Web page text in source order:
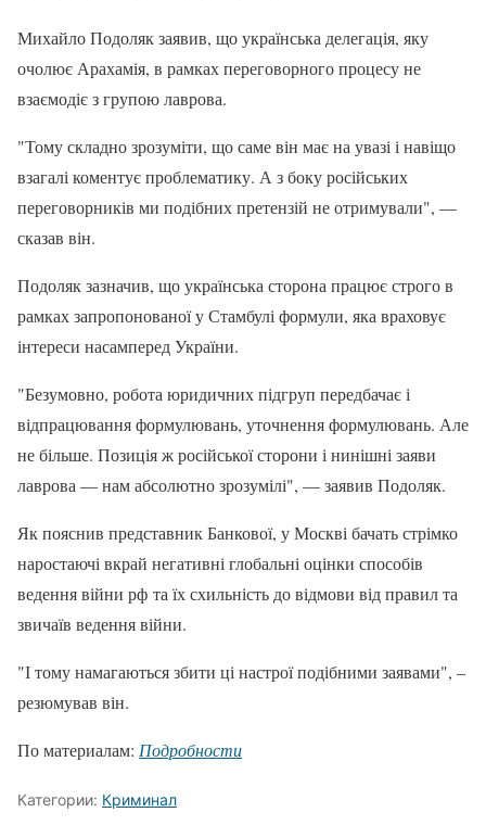
Михайло Подоляк заявив, що українська делегація, яку
очолює Арахамія, в рамках переговорного процесу не
взаємодіє з групою лаврова.
"Тому складно зрозуміти, що саме він має на увазі і навіщо
взагалі коментує проблематику. А з боку російських
переговорників ми подібних претензій не отримували", —
сказав він.
Подоляк зазначив, що українська сторона працює строго в
рамках запропонованої у Стамбулі формули, яка враховує
інтереси насамперед України.
"Безумовно, робота юридичних підгруп передбачає і
відпрацювання формулювань, уточнення формулювань. Але
не більше. Позиція ж російської сторони і нинішні заяви
лаврова — нам абсолютно зрозумілі", — заявив Подоляк.
Як пояснив представник Банкової, у Москві бачать стрімко
наростаючі вкрай негативні глобальні оцінки способів
ведення війни рф та їх схильність до відмови від правил та
звичаїв ведення війни.
"І тому намагаються збити ці настрої подібними заявами", –
резюмував він.
По материалам: Подробности
Категории: Криминал